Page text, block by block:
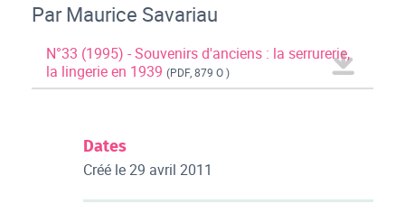
Par Maurice Savariau
N°33 (1995) - Souvenirs d'anciens : la serrurerie,
la lingerie en 1939 (PDF, 879 O )
Dates
Créé le29 avril 2011